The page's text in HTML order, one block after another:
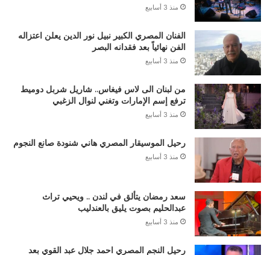
منذ 3 أسابيع
الفنان المصري الكبير نبيل نور الدين يعلن اعتزاله
الفن نهائياً بعد فقدانه البصر
منذ 3 أسابيع
من لبنان الى لاس فيغاس.. شاريل شربل دوميط
ترفع إسم الإمارات وتغني لنوال الزغبي
منذ 3 أسابيع
رحيل الموسيقار المصري هاني شنودة صانع النجوم
منذ 3 أسابيع
سعد رمضان يتألق في لندن .. ويحيي تراث
عبدالحليم بصوت يليق بالعندليب
منذ 3 أسابيع
رحيل النجم المصري احمد جلال عبد القوي بعد